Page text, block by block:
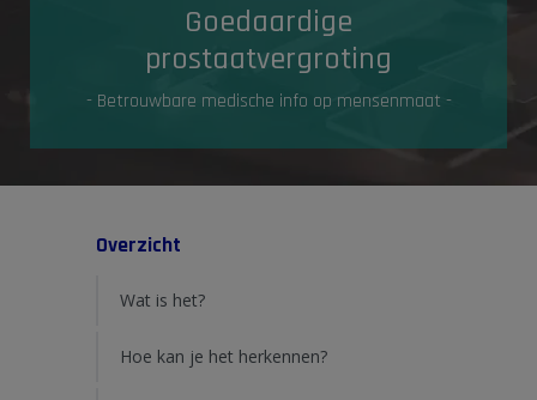
Gezondheid in de media
Goedaardige
prostaatvergroting
- Betrouwbare medische info op mensenmaat -
Overzicht
Wat is het?
Hoe kan je het herkennen?